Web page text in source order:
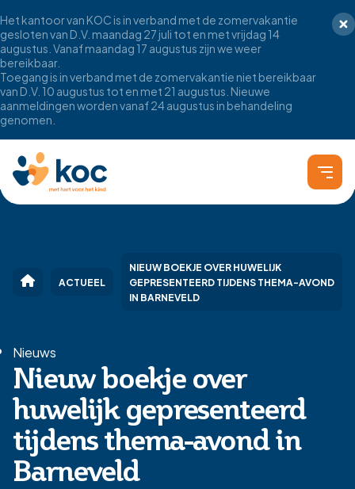
Het kantoor van KOC is in verband met de zomervakantie
gesloten van D.V. maandag 27 juli tot en met vrijdag 14
augustus. Vanaf maandag 17 augustus zijn we weer
bereikbaar.
Toegang is in verband met de zomervakantie niet bereikbaar
van D.V. 10 augustus tot en met 21 augustus. Nieuwe
aanmeldingen worden vanaf 24 augustus in behandeling
genomen.
ACTUEEL
NIEUW BOEKJE OVER HUWELIJK
GEPRESENTEERD TIJDENS THEMA-AVOND
IN BARNEVELD
Nieuws
Nieuw boekje over
huwelijk gepresenteerd
tijdens thema-avond in
Barneveld